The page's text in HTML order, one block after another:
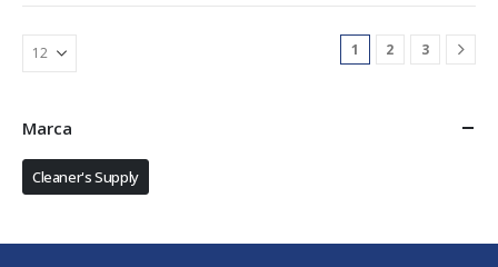
1 2 3
Marca
Cleaner's Supply